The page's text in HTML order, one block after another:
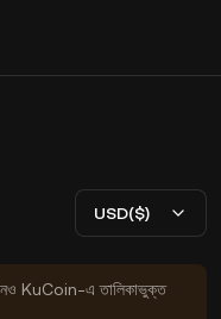
USD($)
এখনও KuCoin-এ তালিকাভুক্ত